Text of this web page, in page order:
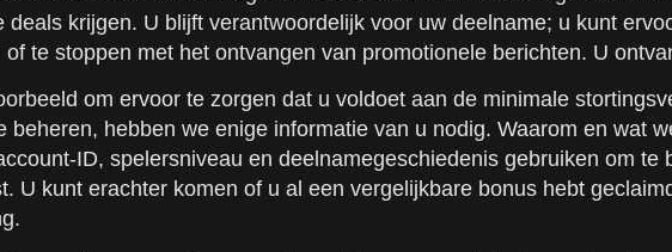
krijgen. U blijft verantwoordelijk voor uw deelname; u kunt
te stoppen met het ontvangen van promotionele berichten. U
om ervoor te zorgen dat u voldoet aan de minimale
beheren, hebben we enige informatie van u nodig. Waarom en wat
ID, spelersniveau en deelnamegeschiedenis gebruiken om
U kunt erachter komen of u al een vergelijkbare bonus hebt